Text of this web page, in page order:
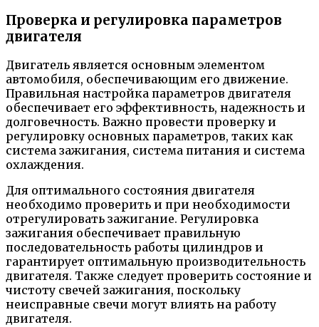
Проверка и регулировка параметров
двигателя
Двигатель является основным элементом
автомобиля, обеспечивающим его движение.
Правильная настройка параметров двигателя
обеспечивает его эффективность, надежность и
долговечность. Важно провести проверку и
регулировку основных параметров, таких как
система зажигания, система питания и система
охлаждения.
Для оптимального состояния двигателя
необходимо проверить и при необходимости
отрегулировать зажигание. Регулировка
зажигания обеспечивает правильную
последовательность работы цилиндров и
гарантирует оптимальную производительность
двигателя. Также следует проверить состояние и
чистоту свечей зажигания, поскольку
неисправные свечи могут влиять на работу
двигателя.